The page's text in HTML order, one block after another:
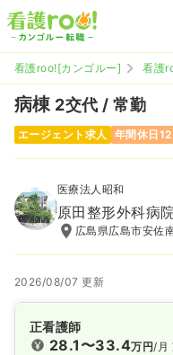
看護roo![カンゴルー] 看護
病棟 2交代 / 常勤
エージェント求人 年間休日
医療法人昭和
原田整形外科病
広島県広島市安佐
2026/08/07 更新
正看護師
28.1〜33.4万円/月